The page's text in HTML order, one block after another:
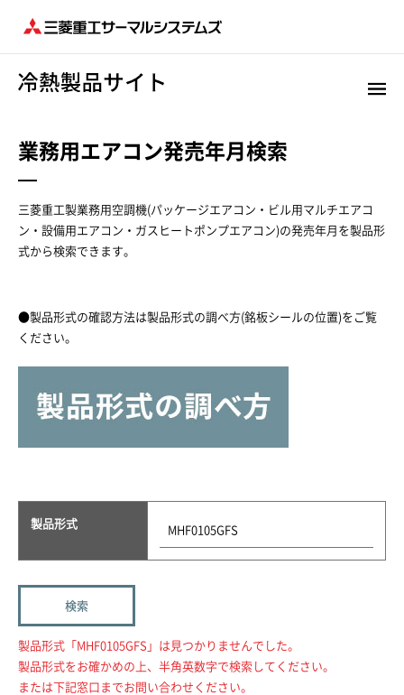
業務用エアコン発売年月検索
三菱重工製業務用空調機(パッケージエアコン・ビル用マルチエアコ
ン・設備用エアコン・ガスヒートポンプエアコン)の発売年月を製品形
式から検索できます。
●製品形式の確認方法は製品形式の調べ方(銘板シールの位置)をご覧
ください。
製品形式
製品形式「MHF0105GFS」は見つかりませんでした。
製品形式をお確かめの上、半角英数字で検索してください。
または下記窓口までお問い合わせください。